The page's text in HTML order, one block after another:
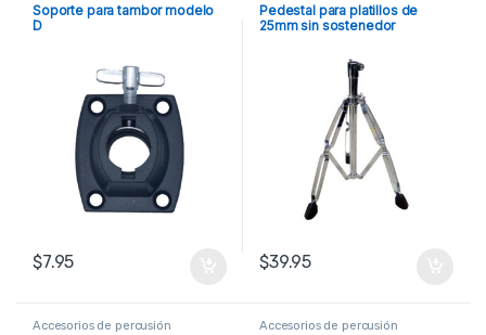
Soporte para tambor modelo
D
$7.95
Pedestal para platillos de
25mm sin sostenedor
$39.95
Accesorios de percusión Accesorios de percusión